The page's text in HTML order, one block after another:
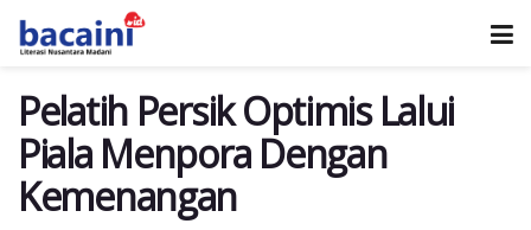
Pelatih Persik Optimis Lalui
Piala Menpora Dengan
Kemenangan